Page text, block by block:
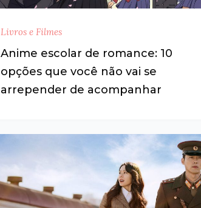
Livros e Filmes
Anime escolar de romance: 10
opções que você não vai se
arrepender de acompanhar